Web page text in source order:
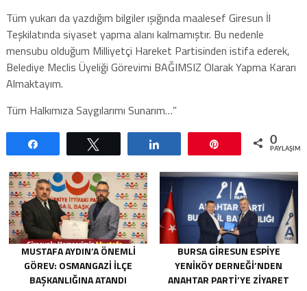
Tüm yukarı da yazdığım bilgiler ışığında maalesef Giresun İl
Teşkilatında siyaset yapma alanı kalmamıştır. Bu nedenle
mensubu olduğum Milliyetçi Hareket Partisinden istifa ederek,
Belediye Meclis Üyeliği Görevimi BAĞIMSIZ Olarak Yapma Kararı
Almaktayım.
Tüm Halkımıza Saygılarımı Sunarım…”
0
MUSTAFA AYDIN’A ÖNEMLI
GÖREV: OSMANGAZI İLÇE
BAŞKANLIĞINA ATANDI
BURSA GIRESUN ESPIYE
YENIKÖY DERNEĞI’NDEN
ANAHTAR PARTI’YE ZIYARET